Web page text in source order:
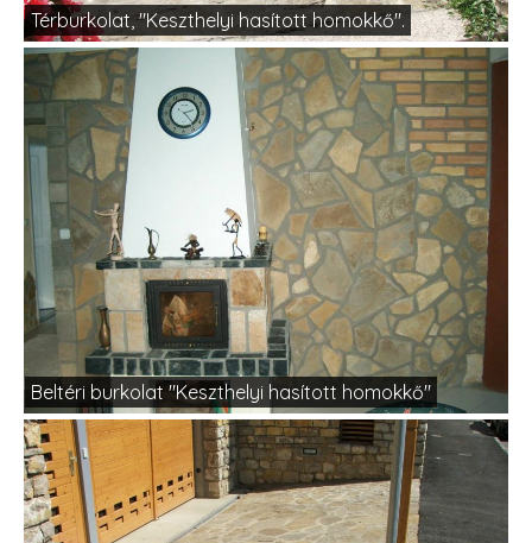
Térburkolat, "Keszthelyi hasított homokkő".
Beltéri burkolat "Keszthelyi hasított homokkő"